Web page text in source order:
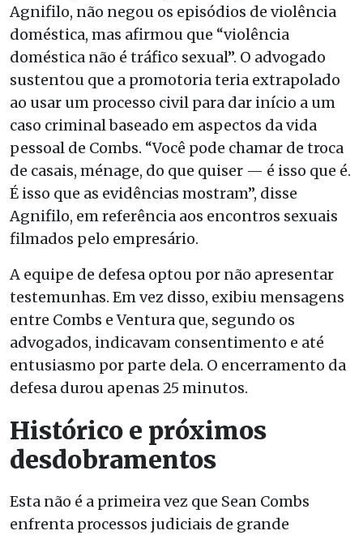
Agnifilo, não negou os episódios de violência
doméstica, mas afirmou que “violência
doméstica não é tráfico sexual”. O advogado
sustentou que a promotoria teria extrapolado
ao usar um processo civil para dar início a um
caso criminal baseado em aspectos da vida
pessoal de Combs. “Você pode chamar de troca
de casais, ménage, do que quiser — é isso que é.
É isso que as evidências mostram”, disse
Agnifilo, em referência aos encontros sexuais
filmados pelo empresário.
A equipe de defesa optou por não apresentar
testemunhas. Em vez disso, exibiu mensagens
entre Combs e Ventura que, segundo os
advogados, indicavam consentimento e até
entusiasmo por parte dela. O encerramento da
defesa durou apenas 25 minutos.
Histórico e próximos
desdobramentos
Esta não é a primeira vez que Sean Combs
enfrenta processos judiciais de grande